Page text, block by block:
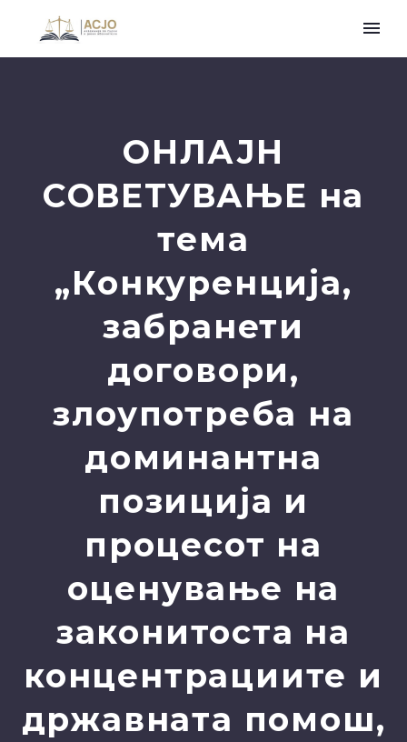
ОНЛАЈН
СОВЕТУВАЊЕ на
тема
„Конкуренција,
забранети
договори,
злоупотреба на
доминантна
позиција и
процесот на
оценување на
законитоста на
концентрациите и
државната помош,